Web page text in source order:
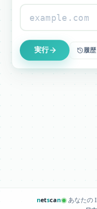
実行 履歴
netscan· あなたの